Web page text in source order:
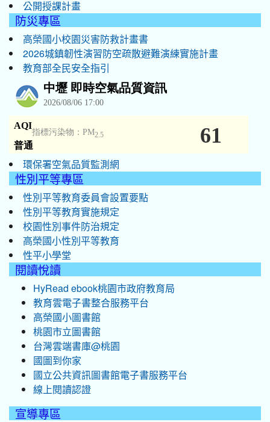
公開授課計畫
防災專區
高榮國小校園災害防救計畫書
2026城鎮韌性演習防空疏散避難演練實施計畫
教育部全民安全指引
環保署空氣品質監測網
性別平等專區
性別平等教育委員會設置要點
性別平等教育實施規定
校園性別事件防治規定
高榮國小性別平等教育
性平小學堂
閱讀悅讀
HyRead ebook桃園市政府教育局
教育雲電子書整合服務平台
高榮國小圖書館
桃園市立圖書館
台灣雲端書庫@桃園
國圖到你家
國立公共資訊圖書館電子書服務平台
線上閱讀認證
宣導專區